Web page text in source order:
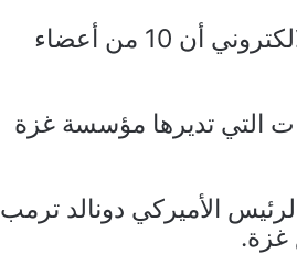
وأكدت الهيئة في تقرير استقصائي مطول نشرته عبر موقعها الالكتروني أن 10 من أعضاء
التي تديرها مؤسسة غزة
الأميركي دونالد ترمب
غزة.